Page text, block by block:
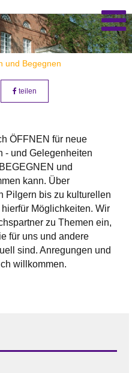
und Begegnen
teilen
ÖFFNEN für neue
- und Gelegenheiten
und
kann. Über
Pilgern bis zu kulturellen
Möglichkeiten. Wir
zu Themen ein,
für uns und andere
sind. Anregungen und
willkommen.